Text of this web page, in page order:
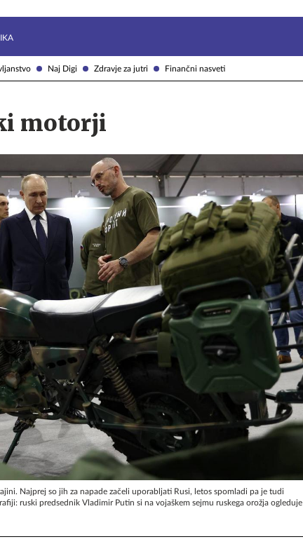
Naj Digi Zdravje za jutri Finančni nasveti
motorji
Najprej so jih za napade začeli uporabljati Rusi, letos spomladi pa je tudi
ruski predsednik Vladimir Putin si na vojaškem sejmu ruskega orožja ogleduje